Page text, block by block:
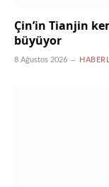
Çin’in Tianjin
büyüyor
8 Ağustos 2026